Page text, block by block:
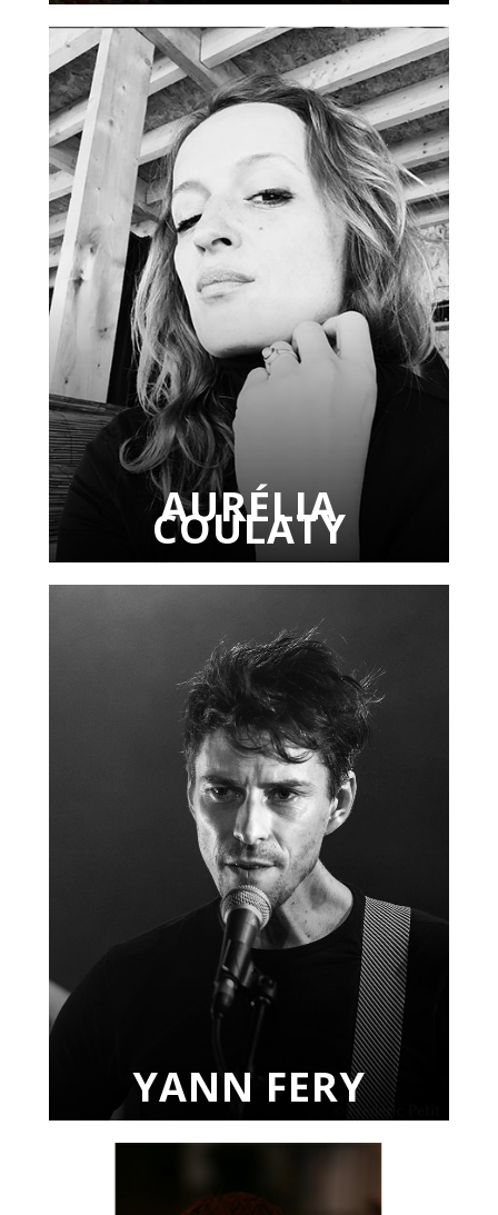
AURÉLIA
COULATY
YANN FERY